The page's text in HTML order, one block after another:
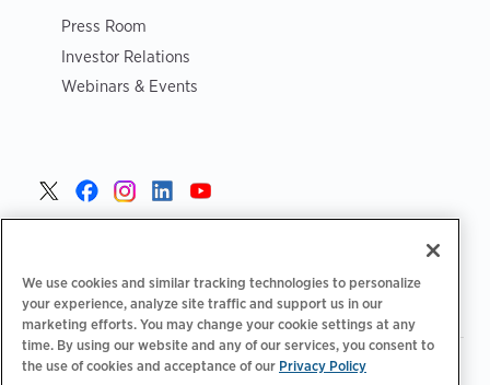
Press Room
Investor Relations
Webinars & Events
Zásady ochrany osobních údajů|
Možnosti ochrany osobních
We use cookies and similar tracking technologies to personalize
your experience, analyze site traffic and support us in our
marketing efforts. You may change your cookie settings at any
time. By using our website and any of our services, you consent to
the use of cookies and acceptance of our Privacy Policy